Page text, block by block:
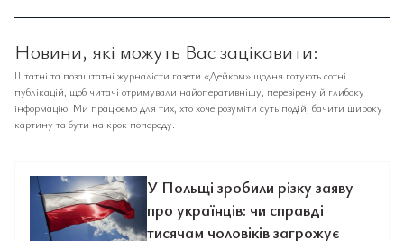
Новини, які можуть Вас зацікавити:
Штатні та позаштатні журналісти газети «Дейком» щодня готують сотні
публікацій, щоб читачі отримували найоперативнішу, перевірену й глибоку
інформацію. Ми працюємо для тих, хто хоче розуміти суть подій, бачити широку
картину та бути на крок попереду.
У Польщі зробили різку заяву
про українців: чи справді
тисячам чоловіків загрожує